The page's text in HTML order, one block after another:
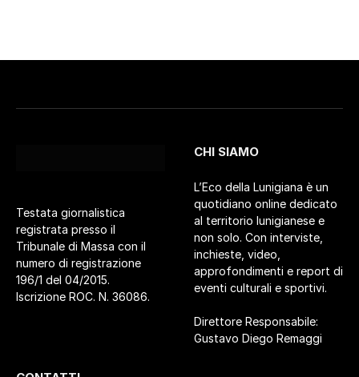
Testata giornalistica
registrata presso il
Tribunale di Massa con il
numero di registrazione
196/1 del 04/2015.
Iscrizione ROC. N. 36086.
CHI SIAMO
L’Eco della Lunigiana è un
quotidiano online dedicato
al territorio lunigianese e
non solo. Con interviste,
inchieste, video,
approfondimenti e report di
eventi culturali e sportivi.
Direttore Responsabile:
Gustavo Diego Remaggi